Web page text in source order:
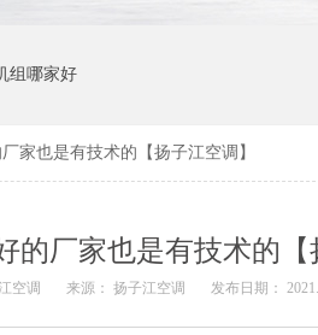
组哪家好
家也是有技术的【扬子江空调】
的厂家也是有技术的【
空调 来源： 扬子江空调 发布日期：